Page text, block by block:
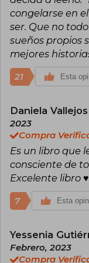
congelarse en
ser. Que no
sueños propios
mejores
21 Esta
Daniela Vallejos
2023
Compra
Es un libro que
consciente de
Excelente libro ♥️
7 Esta
Yessenia
Febrero, 2023
Compra